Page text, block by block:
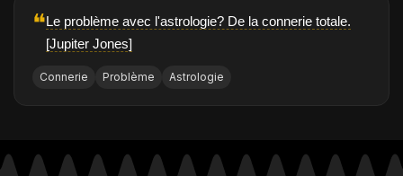
❝Le problème avec l'astrologie? De la connerie totale.
[Jupiter Jones]
Connerie Problème Astrologie